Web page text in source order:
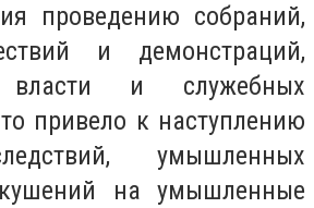
проведению собраний,
и демонстраций,
власти и служебных
привело к наступлению
умышленных
на умышленные